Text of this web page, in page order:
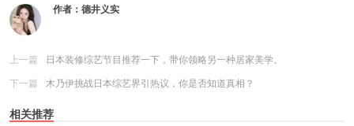
作者： 德井义实
上一篇
日本装修综艺节目推荐一下，带你领略另一种居家美学。
下一篇
木乃伊挑战日本综艺界引热议，你是否知道真相？
相关推荐